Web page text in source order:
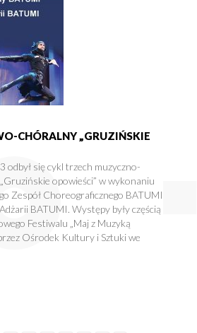
CHÓRALNY „GRUZIŃSKIE
odbył się cykl trzech muzyczno-
opowieści” w wykonaniu
Zespół Choreograficznego BATUMI
BATUMI. Występy były częścią
Festiwalu „Maj z Muzyką
Ośrodek Kultury i Sztuki we